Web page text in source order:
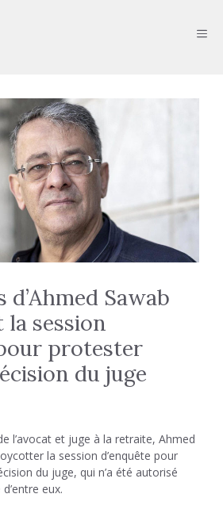
d’Ahmed Sawab
session
protester
du juge
l’avocat et juge à la retraite, Ahmed
la session d’enquête pour
du juge, qui n’a été autorisé
eux.